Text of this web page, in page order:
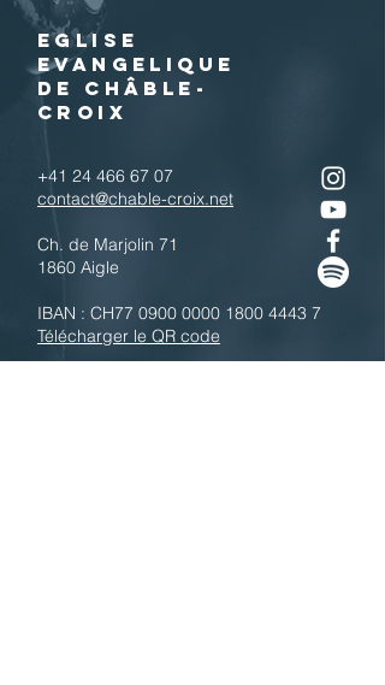
EGLISE
EVANGELIQUE
DE CHÂBLE-
CROIX
+41 24 466 67 07
contact@chable-croix.net
Ch. de Marjolin 71
1860 Aigle
IBAN : CH77 0900 0000 1800 4443 7
Télécharger le QR code